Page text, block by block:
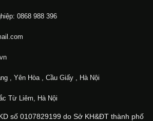
0868 988 396
, Yên Hòa , Cầu Giấy , Hà Nội
Từ Liêm, Hà Nội
số 0107829199 do Sở KH&ĐT thành phố